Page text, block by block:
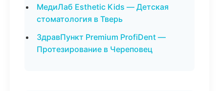
МедиЛаб Esthetic Kids — Детская
стоматология в Тверь
ЗдравПункт Premium ProfiDent —
Протезирование в Череповец